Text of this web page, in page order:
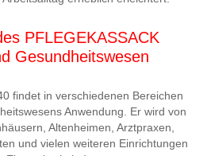
PFLEGEKASSACK
Gesundheitswesen
findet in verschiedenen Bereichen
Anwendung. Er wird von
Altenheimen, Arztpraxen,
und vielen weiteren Einrichtungen